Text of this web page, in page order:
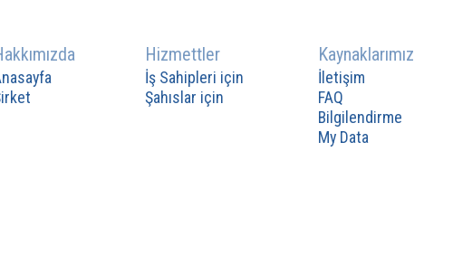
Hizmettler
İş Sahipleri için
Şahıslar için
Kaynaklarımız
İletişim
FAQ
Bilgilendirme
My Data